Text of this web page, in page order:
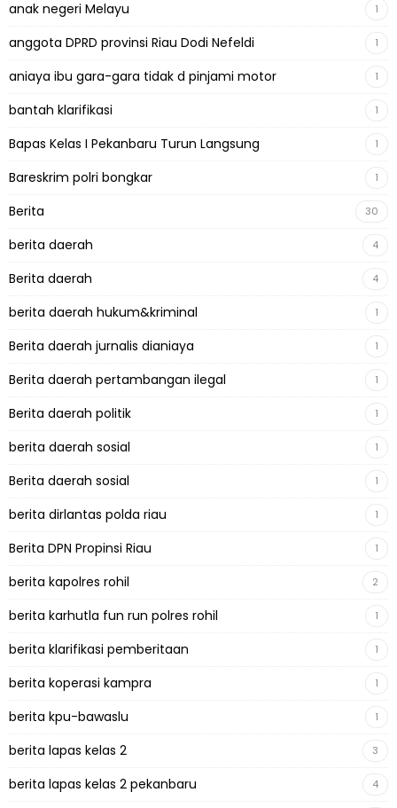
anak negeri Melayu 1
anggota DPRD provinsi Riau Dodi Nefeldi 1
aniaya ibu gara-gara tidak d pinjami motor 1
bantah klarifikasi 1
Bapas Kelas I Pekanbaru Turun Langsung 1
Bareskrim polri bongkar 1
Berita 30
berita daerah 4
Berita daerah 4
berita daerah hukum&kriminal 1
Berita daerah jurnalis dianiaya 1
Berita daerah pertambangan ilegal 1
Berita daerah politik 1
berita daerah sosial 1
Berita daerah sosial 1
berita dirlantas polda riau 1
Berita DPN Propinsi Riau 1
berita kapolres rohil 2
berita karhutla fun run polres rohil 1
berita klarifikasi pemberitaan 1
berita koperasi kampra 1
berita kpu-bawaslu 1
berita lapas kelas 2 3
berita lapas kelas 2 pekanbaru 4